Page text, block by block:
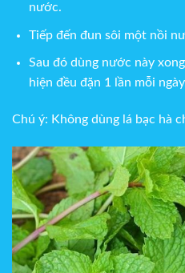
nước.
Tiếp đến đun sôi một nồi
Sau đó dùng nước này
hiện đều đặn 1 lần mỗi
Chú ý: Không dùng lá bạc hà